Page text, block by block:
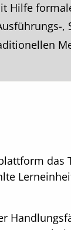
Hilfe
,
das